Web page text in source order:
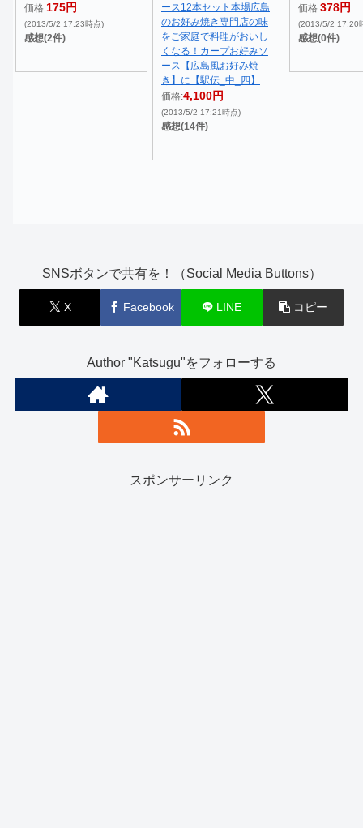
価格:175円
(2013/5/2 17:23時点)
感想(2件)
ース12本セット本場広島
のお好み焼き専門店の味
をご家庭で料理がおいし
くなる！カープお好みソ
ース【広島風お好み焼
き】に【駅伝_中_四】
価格:4,100円
(2013/5/2 17:21時点)
感想(14件)
価格:378円
(2013/5/2 17:20
感想(0件)
SNSボタンで共有を！（Social Media Buttons）
X Facebook LINE コピー
Author "Katsugu"をフォローする
スポンサーリンク